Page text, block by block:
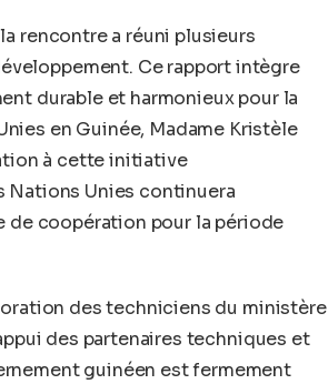
rencontre a réuni plusieurs
Ce rapport intègre
durable et harmonieux pour la
en Guinée, Madame Kristèle
à cette initiative
Nations Unies continuera
de coopération pour la période
des techniciens du ministère
des partenaires techniques et
guinéen est fermement